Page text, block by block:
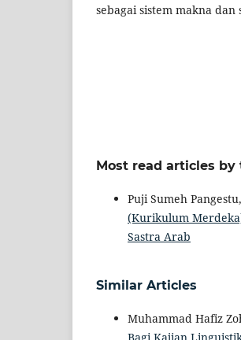
sebagai sistem makna
Most read articles
Puji Sumeh
(Kurikulum
Sastra Arab
Similar Articles
Muhammad Hafiz